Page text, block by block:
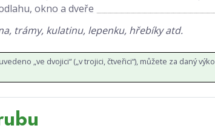
okno a dveře
trámy, kulatinu, lepenku, hřebíky atd.
„ve dvojici“ („v trojici, čtveřici“), můžete za daný